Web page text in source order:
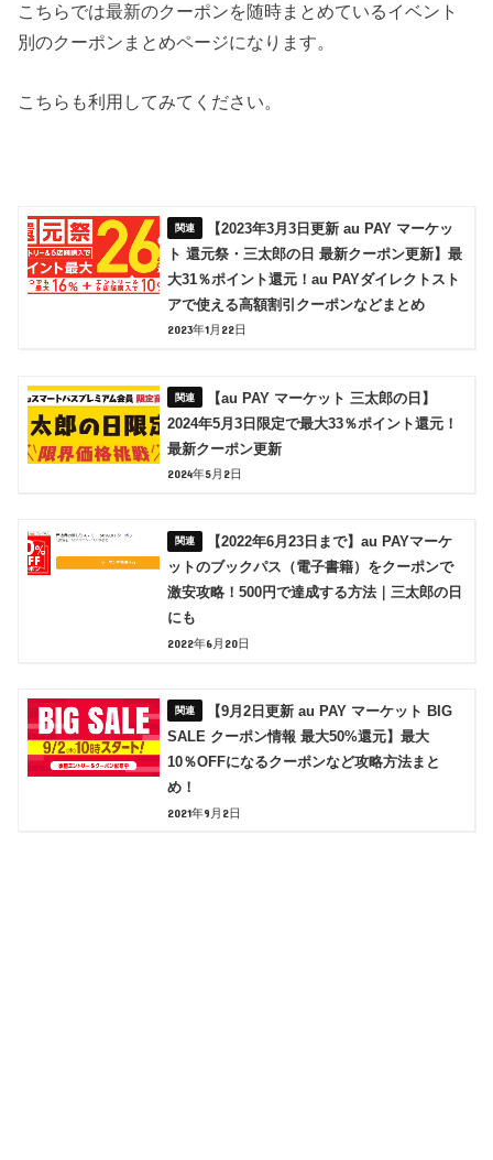
こちらでは最新のクーポンを随時まとめているイベント
別のクーポンまとめページになります。
こちらも利用してみてください。
【2023年3月3日更新 au PAY マーケッ
ト 還元祭・三太郎の日 最新クーポン更新】最
大31％ポイント還元！au PAYダイレクトスト
アで使える高額割引クーポンなどまとめ
2023年1月22日
【au PAY マーケット 三太郎の日】
2024年5月3日限定で最大33％ポイント還元！
最新クーポン更新
2024年5月2日
【2022年6月23日まで】au PAYマーケ
ットのブックパス（電子書籍）をクーポンで
激安攻略！500円で達成する方法｜三太郎の日
にも
2022年6月20日
【9月2日更新 au PAY マーケット BIG
SALE クーポン情報 最大50%還元】最大
10％OFFになるクーポンなど攻略方法まと
め！
2021年9月2日